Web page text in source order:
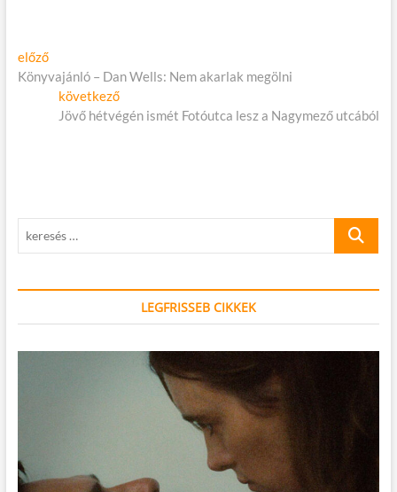
Bejegyzés
navigáció
előzőElőző
cikk:
Könyvajánló – Dan Wells: Nem akarlak megölni
következőKövetkező
cikk:
Jövő hétvégén ismét Fotóutca lesz a Nagymező utcából
keresés
LEGFRISSEB CIKKEK